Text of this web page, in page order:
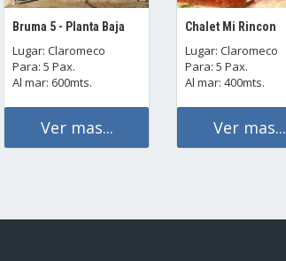
Bruma 5 - Planta Baja
Lugar: Claromeco
Para: 5 Pax.
Al mar: 600mts.
Ver mas...
Chalet Mi Rincon
Lugar: Claromeco
Para: 5 Pax.
Al mar: 400mts.
Ver mas...